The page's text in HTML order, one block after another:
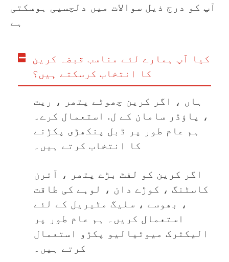
آپ کو درج ذیل سوالات میں دلچسپی ہوسکتی
ہے
کیا آپ ہمارے لئے مناسب قبضہ کرین
کا انتخاب کرسکتے ہیں؟
ہاں ، اگر کرین چھوٹے پتھر ، ریت
، پاؤڈر سامان کے ل. استعمال کرے۔
ہم عام طور پر ڈبل پنکھڑی پکڑنے
کا انتخاب کرتے ہیں۔
اگر کرین کو لفٹ بڑے پتھر ، آئرن
کاسٹنگ ، کوڑے دان ، لوہے کی طاقت
، بھوسے ، سلیگ مٹیریل کے لئے
استعمال کریں۔ ہم عام طور پر
الیکٹرک میوٹیالیو پکڑو استعمال
کرتے ہیں۔